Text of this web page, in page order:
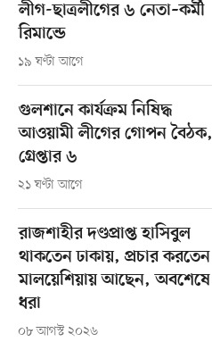
লীগ-ছাত্রলীগের ৬ নেতা–কর্মী
রিমান্ডে
১৯ ঘণ্টা আগে
গুলশানে কার্যক্রম নিষিদ্ধ
আওয়ামী লীগের গোপন বৈঠক,
গ্রেপ্তার ৬
২১ ঘণ্টা আগে
রাজশাহীর দণ্ডপ্রাপ্ত হাসিবুল
থাকতেন ঢাকায়, প্রচার করতেন
মালয়েশিয়ায় আছেন, অবশেষে
ধরা
০৮ আগস্ট ২০২৬